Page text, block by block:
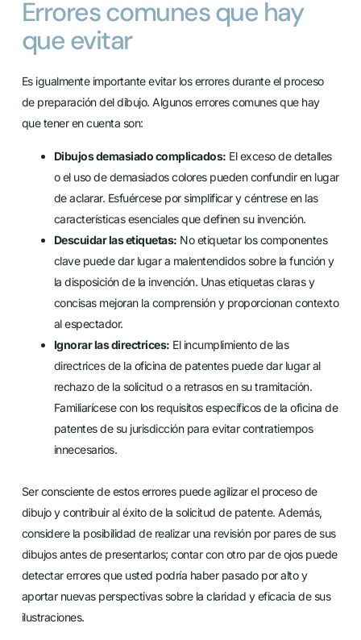
Errores comunes que hay
que evitar
Es igualmente importante evitar los errores durante el proceso
de preparación del dibujo. Algunos errores comunes que hay
que tener en cuenta son:
Dibujos demasiado complicados: El exceso de detalles
o el uso de demasiados colores pueden confundir en lugar
de aclarar. Esfuércese por simplificar y céntrese en las
características esenciales que definen su invención.
Descuidar las etiquetas: No etiquetar los componentes
clave puede dar lugar a malentendidos sobre la función y
la disposición de la invención. Unas etiquetas claras y
concisas mejoran la comprensión y proporcionan contexto
al espectador.
Ignorar las directrices: El incumplimiento de las
directrices de la oficina de patentes puede dar lugar al
rechazo de la solicitud o a retrasos en su tramitación.
Familiarícese con los requisitos específicos de la oficina de
patentes de su jurisdicción para evitar contratiempos
innecesarios.
Ser consciente de estos errores puede agilizar el proceso de
dibujo y contribuir al éxito de la solicitud de patente. Además,
considere la posibilidad de realizar una revisión por pares de sus
dibujos antes de presentarlos; contar con otro par de ojos puede
detectar errores que usted podría haber pasado por alto y
aportar nuevas perspectivas sobre la claridad y eficacia de sus
ilustraciones.